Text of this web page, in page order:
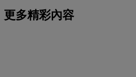
更多精彩內容